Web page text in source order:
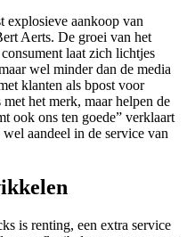
explosieve aankoop van
Aerts. De groei van het
laat zich lichtjes
wel minder dan de media
klanten als bpost voor
het merk, maar helpen de
ook ons ten goede” verklaart
aandeel in de service van
is renting, een extra service